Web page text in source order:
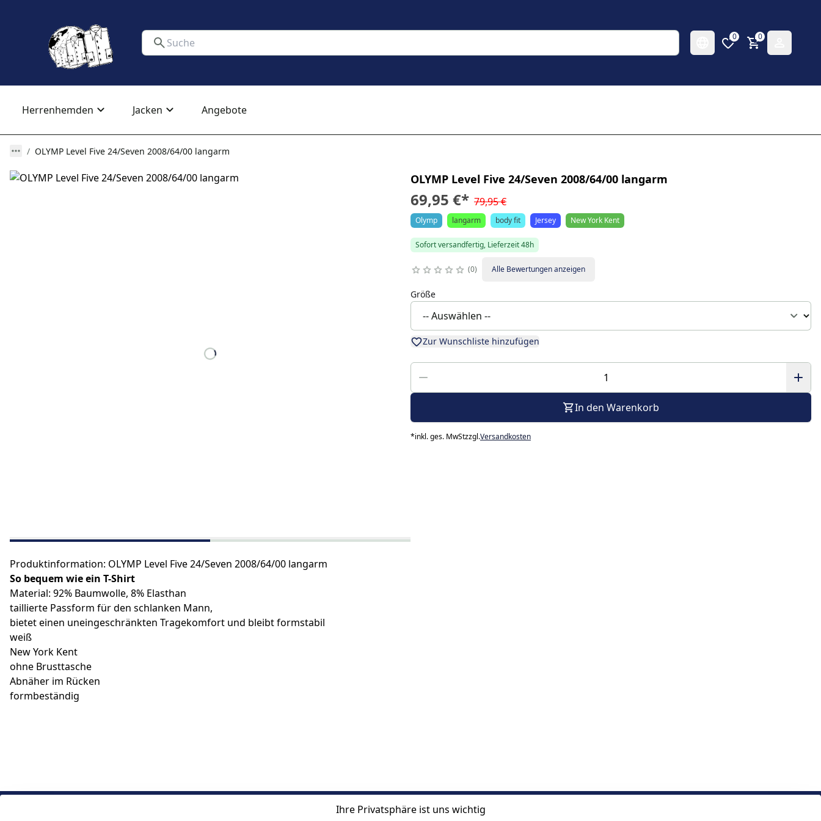
0 0
Herrenhemden Jacken Angebote
OLYMP Level Five 24/Seven 2008/64/00 langarm
OLYMP Level Five 24/Seven 2008/64/00 langarm
69,95 €* 79,95 €
Olymp langarm body fit Jersey New York Kent
Sofort versandfertig, Lieferzeit 48h
0 Alle Bewertungen anzeigen
Größe
Zur Wunschliste hinzufügen
In den Warenkorb
*inkl. ges. MwStzzgl.Versandkosten
Produktinformation: OLYMP Level Five 24/Seven 2008/64/00 langarm
So bequem wie ein T-Shirt
Material: 92% Baumwolle, 8% Elasthan
taillierte Passform für den schlanken Mann,
bietet einen uneingeschränkten Tragekomfort und bleibt formstabil
weiß
New York Kent
ohne Brusttasche
Abnäher im Rücken
formbeständig
Ihre Privatsphäre ist uns wichtig